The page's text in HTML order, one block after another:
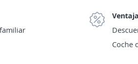
Coche